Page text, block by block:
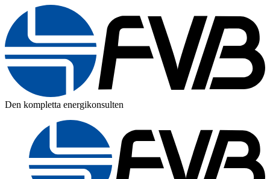
Den kompletta energikonsulten